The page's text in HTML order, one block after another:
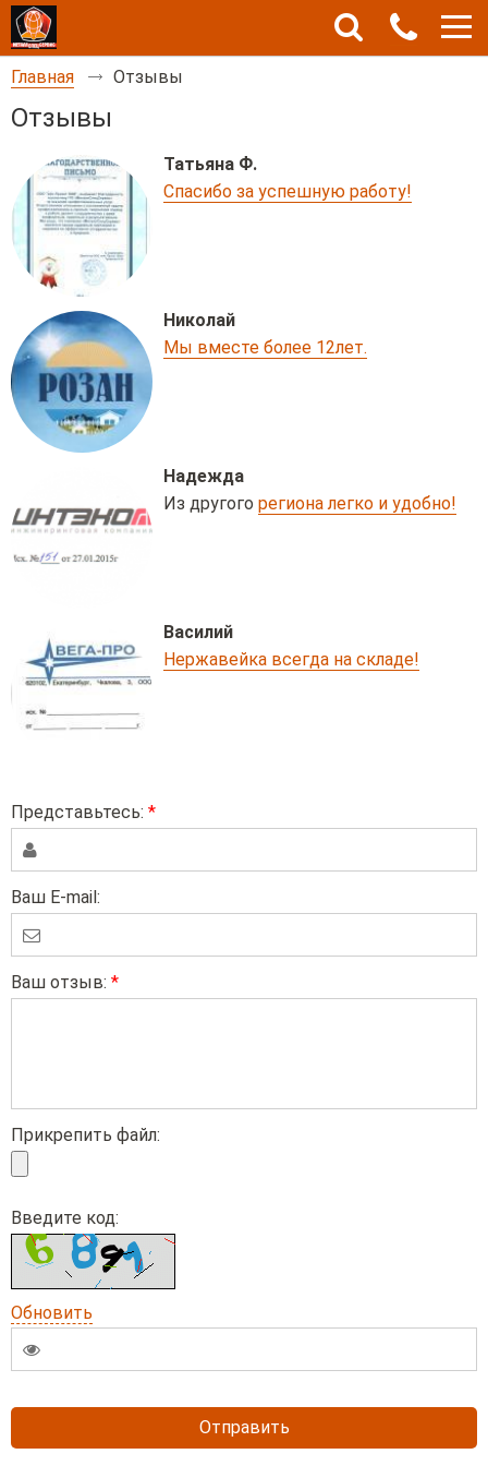
Главная Отзывы
Отзывы
Татьяна Ф.
Спасибо за успешную работу!
Николай
Мы вместе более 12лет.
Надежда
Из другого региона легко и удобно!
Василий
Нержавейка всегда на складе!
Представьтесь: *
Ваш E-mail:
Ваш отзыв: *
Прикрепить файл:
Введите код:
Обновить
Отправить